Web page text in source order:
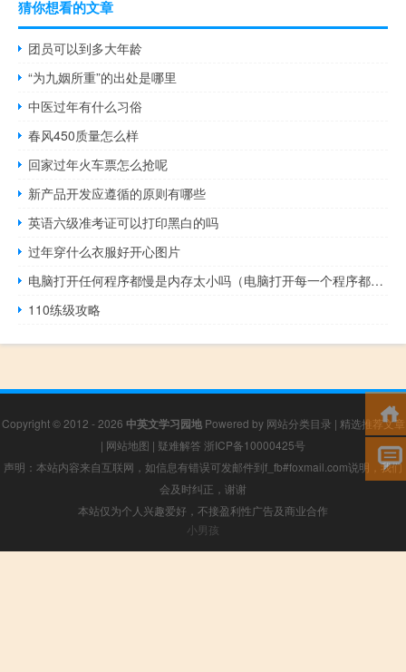
猜你想看的文章
团员可以到多大年龄
“为九姻所重”的出处是哪里
中医过年有什么习俗
春风450质量怎么样
回家过年火车票怎么抢呢
新产品开发应遵循的原则有哪些
英语六级准考证可以打印黑白的吗
过年穿什么衣服好开心图片
电脑打开任何程序都慢是内存太小吗（电脑打开每一个程序都很慢是怎么一回事）
110练级攻略
Copyright © 2012 - 2026 中英文学习园地Powered by 网站分类目录 | 精选推荐文章
| 网站地图 | 疑难解答 浙ICP备10000425号
声明：本站内容来自互联网，如信息有错误可发邮件到f_fb#foxmail.com说明，我们
会及时纠正，谢谢
本站仅为个人兴趣爱好，不接盈利性广告及商业合作
小男孩